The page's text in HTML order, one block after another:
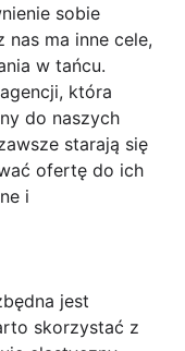
sobie
ma inne cele,
w tańcu.
która
do naszych
starają się
ofertę do ich
i
jest
skorzystać z